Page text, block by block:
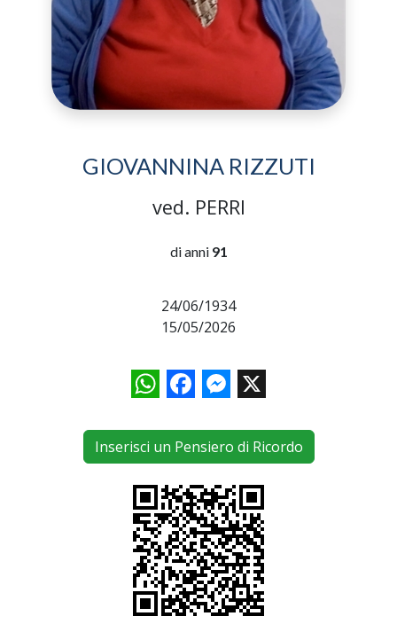
GIOVANNINA RIZZUTI
ved. PERRI
di anni 91
24/06/1934
15/05/2026
WhatsAppFacebookMessenger
X
Inserisci un Pensiero di Ricordo